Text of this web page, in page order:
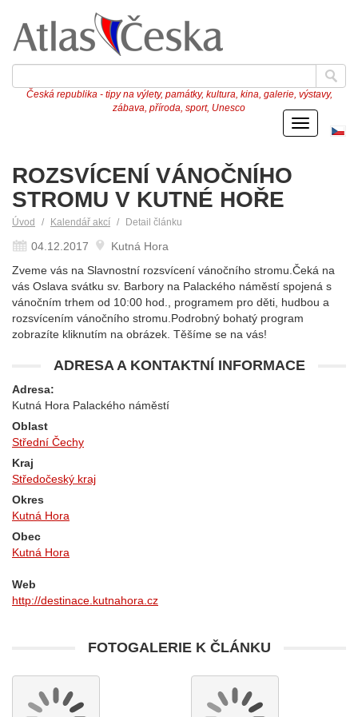
Česká republika - tipy na výlety, památky, kultura, kina, galerie, výstavy,
zábava, příroda, sport, Unesco
Menu
ROZSVÍCENÍ VÁNOČNÍHO
STROMU V KUTNÉ HOŘE
Úvod Kalendář akcí Detail článku
04.12.2017
Kutná Hora
Zveme vás na Slavnostní rozsvícení vánočního stromu.Čeká na
vás Oslava svátku sv. Barbory na Palackého náměstí spojená s
vánočním trhem od 10:00 hod., programem pro děti, hudbou a
rozsvícením vánočního stromu.Podrobný bohatý program
zobrazíte kliknutím na obrázek. Těšíme se na vás!
ADRESA A KONTAKTNÍ INFORMACE
Adresa:
Kutná Hora Palackého náměstí
Oblast
Střední Čechy
Kraj
Středočeský kraj
Okres
Kutná Hora
Obec
Kutná Hora
Web
http://destinace.kutnahora.cz
FOTOGALERIE K ČLÁNKU